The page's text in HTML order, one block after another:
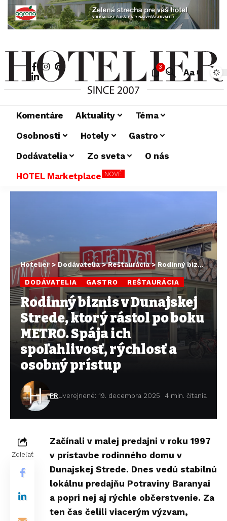
3
Aa
Komentáre Aktuality
Téma
Osobnosti
Hotely
Gastro
Dodávatelia
Zo sveta
O nás
HOTEL Marketplace NOVÉ
Hotelier> Dodávatelia>Reštaurácia> Rodinný biznis v Dunajskej Strede, ktorý rástol po boku METRO. Spája ich spoľahlivosť, rýchlosť a osobný prístup
DODÁVATELIA GASTRO REŠTAURÁCIA
Rodinný biznis v Dunajskej
Strede, ktorý rástol po boku
METRO. Spája ich
spoľahlivosť, rýchlosť a
osobný prístup
PRUverejnené: 19. decembra 2025 4 min. čítania
Zdieľať
Začínali v malej predajni v roku 1997
v prístavbe rodinného domu v
Dunajskej Strede. Dnes vedú stabilnú
lokálnu predajňu Potraviny Baranyai
a popri nej aj rýchle občerstvenie. Za
ten čas čelili viacerým výzvam,